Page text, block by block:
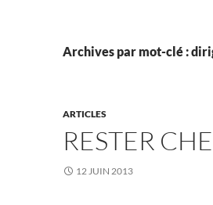
Archives par mot-clé :
ARTICLES
RESTER
12 JUIN 2013